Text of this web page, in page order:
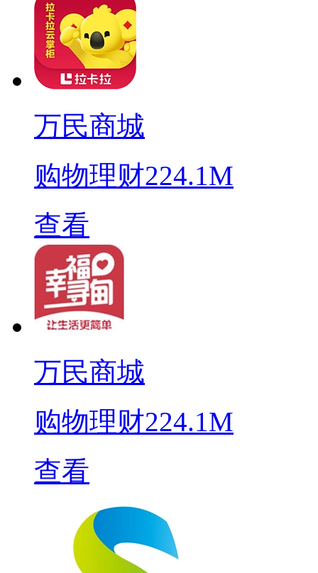
万民商城
购物理财224.1M
查看
万民商城
购物理财224.1M
查看